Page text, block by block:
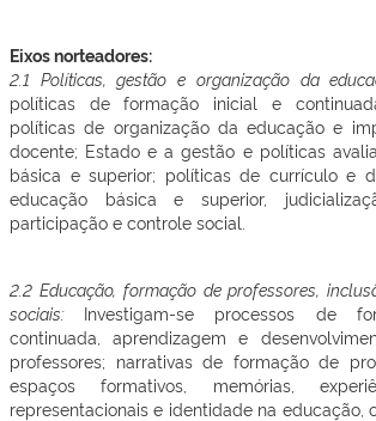
Eixos norteadores:
2.1 Políticas, gestão e organização da
políticas de formação inicial e
políticas de organização da educação e
docente; Estado e a gestão e políticas
básica e superior; políticas de currículo e
educação básica e superior,
participação e controle social.
2.2 Educação, formação de professores,
sociais: Investigam-se processos de
continuada, aprendizagem e
professores; narrativas de formação de
espaços formativos, memórias,
representacionais e identidade na educação,